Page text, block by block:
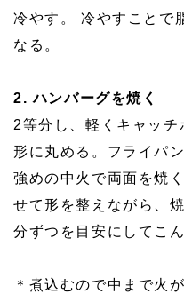
冷やす。 冷やすことで
なる。
2. ハンバーグを焼く
2等分し、軽くキャッチ
形に丸める。フライパ
強めの中火で両面を焼
せて形を整えながら、
分ずつを目安にしてこ
＊煮込むので中まで火